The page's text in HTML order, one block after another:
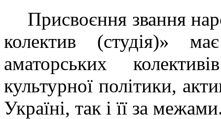
Присвоєння звання
колектив (студія)»
аматорських
культурної політики,
Україні, так і її за